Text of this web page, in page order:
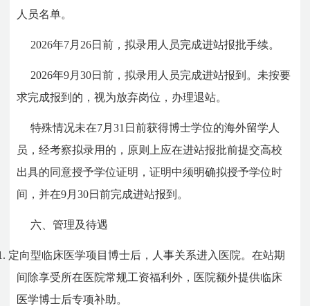
人员名单。
2026年7月26日前，拟录用人员完成进站报批手续。
2026年9月30日前，拟录用人员完成进站报到。未按要
求完成报到的，视为放弃岗位，办理退站。
特殊情况未在7月31日前获得博士学位的海外留学人
员，经考察拟录用的，原则上应在进站报批前提交高校
出具的同意授予学位证明，证明中须明确拟授予学位时
间，并在9月30日前完成进站报到。
六、管理及待遇
定向型临床医学项目博士后，人事关系进入医院。在站期
间除享受所在医院常规工资福利外，医院额外提供临床
医学博士后专项补助。